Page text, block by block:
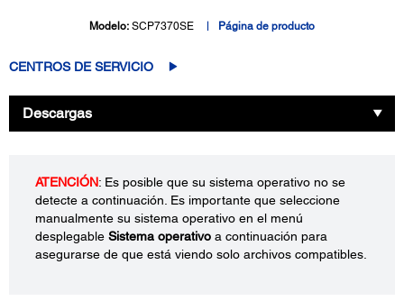
Modelo: SCP7370SE Página de producto
CENTROS DE SERVICIO
Descargas
ATENCIÓN: Es posible que su sistema operativo no se
detecte a continuación. Es importante que seleccione
manualmente su sistema operativo en el menú
desplegable Sistema operativo a continuación para
asegurarse de que está viendo solo archivos compatibles.